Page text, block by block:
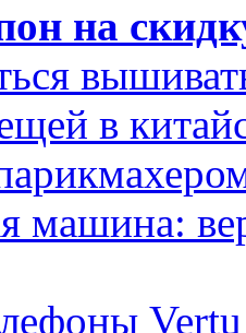
на
в
машина:
Vertu